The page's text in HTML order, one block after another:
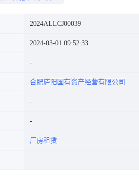
2024ALLCJ00039
2024-03-01 09:52:33
合肥庐阳国有资产经营有限公司
厂房租赁